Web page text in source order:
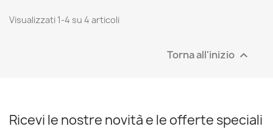
Visualizzati 1-4 su 4 articoli
Torna all'inizio 
Ricevi le nostre novità e le offerte speciali